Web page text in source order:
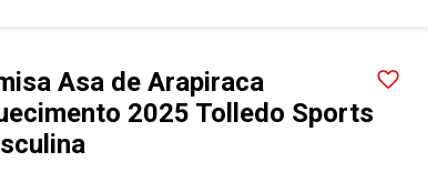
Asa de Arapiraca
2025 Tolledo Sports